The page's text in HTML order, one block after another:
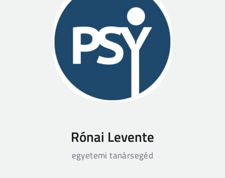
Rónai Levente
egyetemi tanársegéd